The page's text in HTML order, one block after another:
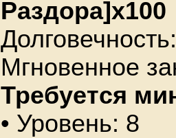
Раздора]x100
Мгновенное
Требуется
• Уровень: 8